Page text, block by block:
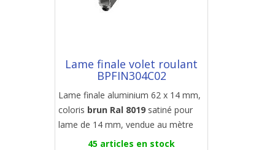
Lame finale volet roulant
BPFIN304C02
Lame finale aluminium 62 x 14 mm,
coloris brun Ral 8019 satiné pour
lame de 14 mm, vendue au mètre
45 articles en stock